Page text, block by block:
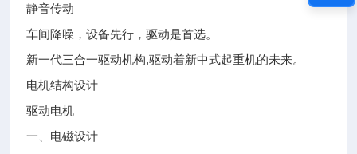
静音传动
车间降噪，设备先行，驱动是首选。
新一代三合一驱动机构,驱动着新中式起重机的未来。
电机结构设计
驱动电机
一、电磁设计